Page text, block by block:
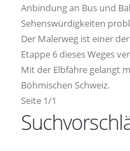
Anbindung an Bus und
Sehenswürdigkeiten
Der Malerweg ist einer
Etappe 6 dieses Weges
Mit der Elbfähre gelangt
Böhmischen Schweiz.
Seite 1/1